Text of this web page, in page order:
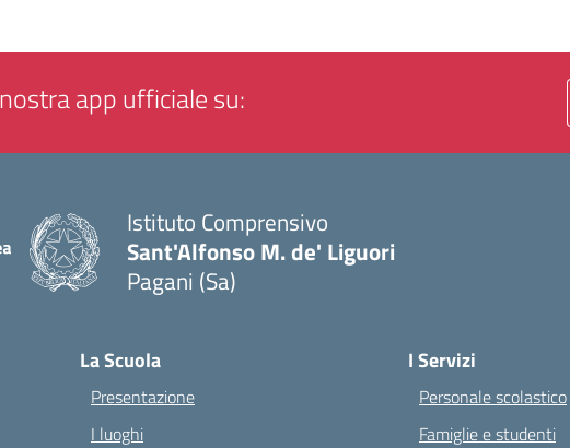
app ufficiale su:
Istituto Comprensivo
Sant'Alfonso M. de' Liguori
Pagani (Sa)
La Scuola
Presentazione
I luoghi
I Servizi
Personale scolastico
Famiglie e studenti